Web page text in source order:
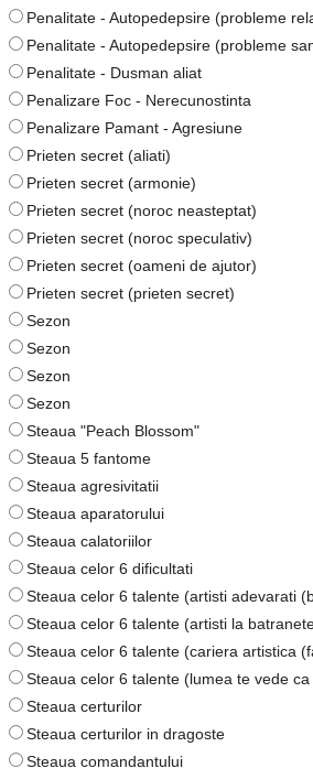
Penalitate - Autopedepsire (probleme
Penalitate - Autopedepsire (probleme
Penalitate - Dusman aliat
Penalizare Foc - Nerecunostinta
Penalizare Pamant - Agresiune
Prieten secret (aliati)
Prieten secret (armonie)
Prieten secret (noroc neasteptat)
Prieten secret (noroc speculativ)
Prieten secret (oameni de ajutor)
Prieten secret (prieten secret)
Sezon
Sezon
Sezon
Sezon
Steaua "Peach Blossom"
Steaua 5 fantome
Steaua agresivitatii
Steaua aparatorului
Steaua calatoriilor
Steaua celor 6 dificultati
Steaua celor 6 talente (artisti adevarati
Steaua celor 6 talente (artisti la
Steaua celor 6 talente (cariera artistica
Steaua celor 6 talente (lumea te vede
Steaua certurilor
Steaua certurilor in dragoste
Steaua comandantului